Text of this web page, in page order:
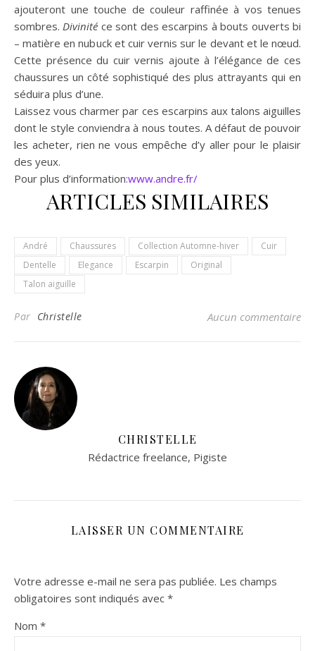
ajouteront une touche de couleur raffinée à vos tenues
sombres.Divinité ce sont des escarpins à bouts ouverts bi
– matière en nubuck et cuir vernis sur le devant et le nœud.
Cette présence du cuir vernis ajoute à l’élégance de ces
chaussures un côté sophistiqué des plus attrayants qui en
séduira plus d’une.
Laissez vous charmer par ces escarpins aux talons aiguilles
dont le style conviendra à nous toutes. A défaut de pouvoir
les acheter, rien ne vous empêche d’y aller pour le plaisir
des yeux.
Pour plus d’information:www.andre.fr/
ARTICLES SIMILAIRES
André Chaussures Collection Automne-hiver
Cuir
Dentelle
Elegance Escarpin
Original
Talon aiguille
Par Christelle Aucun commentaire
CHRISTELLE
Rédactrice freelance, Pigiste
LAISSER UN COMMENTAIRE
Votre adresse e-mail ne sera pas publiée. Les champs
obligatoires sont indiqués avec *
Nom *